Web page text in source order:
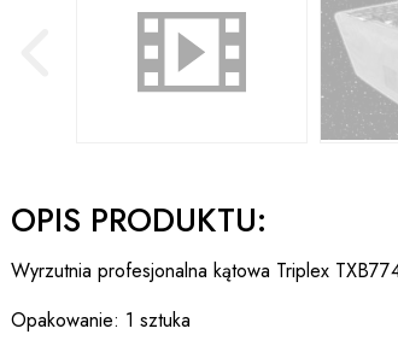
OPIS PRODUKTU:
Wyrzutnia profesjonalna kątowa Triplex
Opakowanie: 1 sztuka